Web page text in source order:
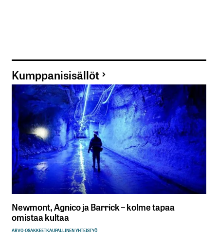
Kumppanisisällöt
Newmont, Agnico ja Barrick – kolme tapaa
omistaa kultaa
ARVO-OSAKKEETKAUPALLINEN YHTEISTYÖ